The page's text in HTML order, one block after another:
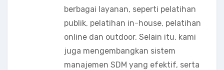
berbagai layanan, seperti pelatihan
publik, pelatihan in-house, pelatihan
online dan outdoor. Selain itu, kami
juga mengembangkan sistem
manajemen SDM yang efektif, serta